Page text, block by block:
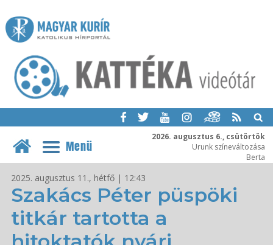
2026. augusztus 6., csütörtök
Urunk színeváltozása
Berta
Menü
2025. augusztus 11., hétfő | 12:43
Szakács Péter püspöki
titkár tartotta a